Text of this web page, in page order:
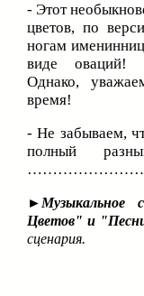
- Этот
цветов, по
ногам
виде оваций!
Однако,
время!
- Не забываем,
полный
► Музыкальное
Цветов" и
сценария.